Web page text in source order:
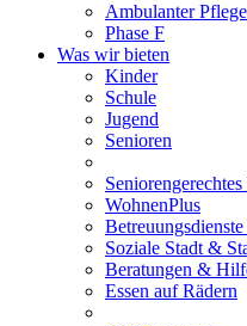
Ambulanter
Phase F
Was wir bieten
Kinder
Schule
Jugend
Senioren
WohnenPlus
Soziale Stadt &
Beratungen &
Essen auf Rädern